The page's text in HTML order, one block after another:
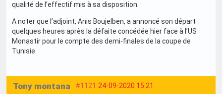
qualité de l’effectif mis à sa disposition.
A noter que l’adjoint, Anis Boujelben, a annoncé son départ
quelques heures après la défaite concédée hier face à l’US
Monastir pour le compte des demi-finales de la coupe de
Tunisie.
#1121 24-09-2020 15:21
Tony montana